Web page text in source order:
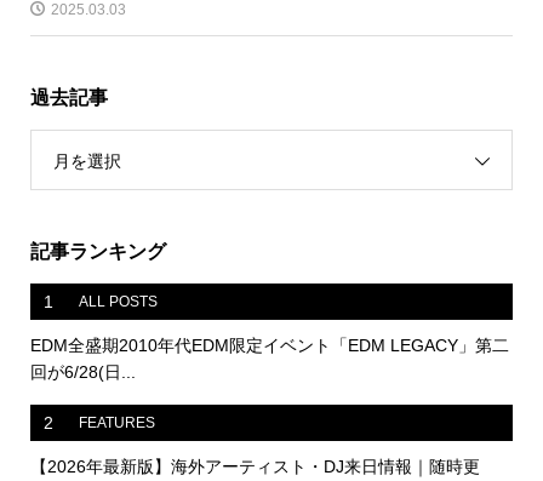
2025.03.03
過去記事
月を選択
記事ランキング
1 ALL POSTS
EDM全盛期2010年代EDM限定イベント「EDM LEGACY」第二
回が6/28(日...
2 FEATURES
【2026年最新版】海外アーティスト・DJ来日情報｜随時更